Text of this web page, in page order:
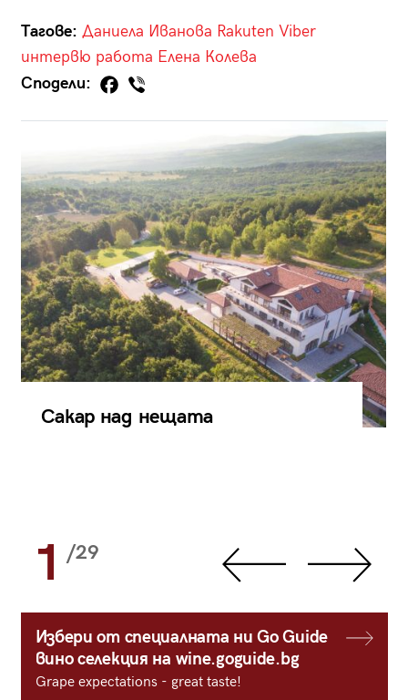
Тагове: Даниела Иванова Rakuten Viber
интервю работа Елена Колева
Сподели:
Сакар над нещата
1 /29
Избери от специалната ни Go Guide
вино селекция на wine.goguide.bg
Grape expectations - great taste!